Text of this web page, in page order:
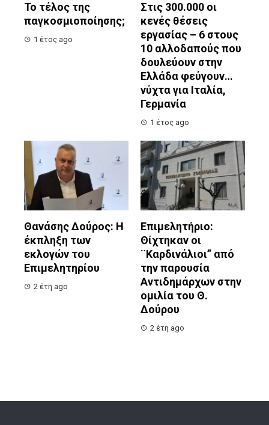
Το τέλος της
παγκοσμιοποίησης;
1 έτος ago
Στις 300.000 οι
κενές θέσεις
εργασίας – 6 στους
10 αλλοδαπούς που
δουλεύουν στην
Ελλάδα φεύγουν…
νύχτα για Ιταλία,
Γερμανία
1 έτος ago
Θανάσης Δούρος: Η
έκπληξη των
εκλογών του
Επιμελητηρίου
2 έτη ago
Επιμελητήριο:
Θίχτηκαν οι
¨Καρδινάλιοι” από
την παρουσία
Αντιδημάρχων στην
ομιλία του Θ.
Δούρου
2 έτη ago